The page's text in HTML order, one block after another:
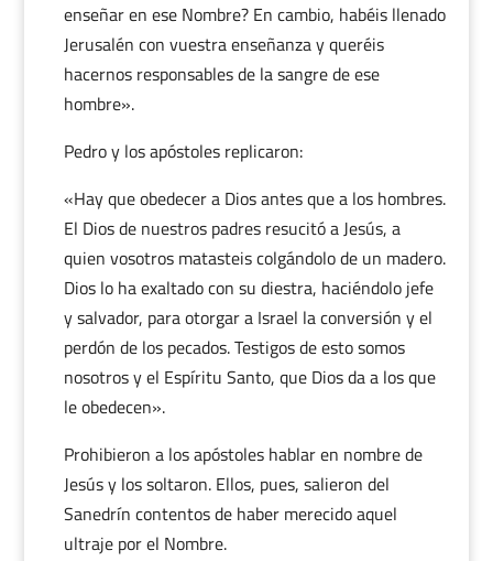
enseñar en ese Nombre? En cambio, habéis llenado
Jerusalén con vuestra enseñanza y queréis
hacernos responsables de la sangre de ese
hombre».
Pedro y los apóstoles replicaron:
«Hay que obedecer a Dios antes que a los hombres.
El Dios de nuestros padres resucitó a Jesús, a
quien vosotros matasteis colgándolo de un madero.
Dios lo ha exaltado con su diestra, haciéndolo jefe
y salvador, para otorgar a Israel la conversión y el
perdón de los pecados. Testigos de esto somos
nosotros y el Espíritu Santo, que Dios da a los que
le obedecen».
Prohibieron a los apóstoles hablar en nombre de
Jesús y los soltaron. Ellos, pues, salieron del
Sanedrín contentos de haber merecido aquel
ultraje por el Nombre.